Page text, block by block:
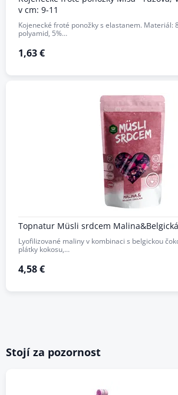
v cm: 9-11
Kojenecké froté ponožky s elastanem. Materiál:
polyamid, 5%…
1,63 €
Topnatur Müsli srdcem
Lyofilizované maliny v kombinaci s belgickou
plátky kokosu,…
4,58 €
Stojí za pozornost